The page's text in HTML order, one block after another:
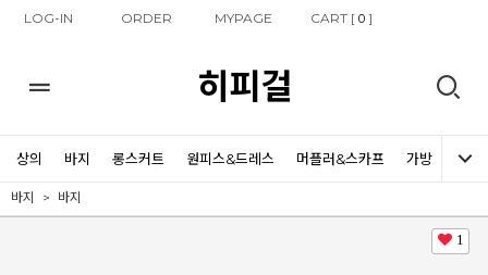
LOG-IN ORDER MYPAGE CART [0 ]
히피걸
상의 바지 롱스커트 원피스&드레스 머플러&스카프 가방 신발
바지 바지
1